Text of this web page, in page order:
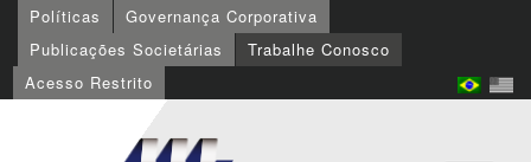
Políticas
Governança Corporativa
Publicações Societárias
Trabalhe Conosco
Acesso Restrito